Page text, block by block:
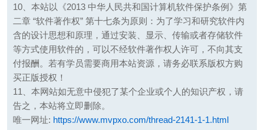
10、本站以《2013 中华人民共和国计算机软件保护条例》第
二章 “软件著作权” 第十七条为原则：为了学习和研究软件内
含的设计思想和原理，通过安装、显示、传输或者存储软件
等方式使用软件的，可以不经软件著作权人许可，不向其支
付报酬。若有学员需要商用本站资源，请务必联系版权方购
买正版授权！
11、本网站如无意中侵犯了某个企业或个人的知识产权，请
告之，本站将立即删除。
唯一网址: https://www.mvpxo.com/thread-2141-1-1.html